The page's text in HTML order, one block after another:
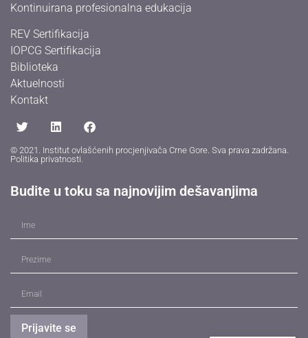
Kontinuirana profesionalna edukacija
REV Sertifikacija
IOPCG Sertifikacija
Biblioteka
Aktuelnosti
Kontakt
© 2021. Institut ovlašćenih procjenjivača Crne Gore. Sva prava zadržana.
Politika privatnosti
Budite u toku sa najnovijim dešavanjima
Prijavite se